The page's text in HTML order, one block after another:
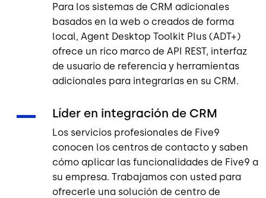
Para los sistemas de CRM adicionales
basados en la web o creados de forma
local, Agent Desktop Toolkit Plus (ADT+)
ofrece un rico marco de API REST, interfaz
de usuario de referencia y herramientas
adicionales para integrarlas en su CRM.
Líder en integración de CRM
Los servicios profesionales de Five9
conocen los centros de contacto y saben
cómo aplicar las funcionalidades de Five9 a
su empresa. Trabajamos con usted para
ofrecerle una solución de centro de